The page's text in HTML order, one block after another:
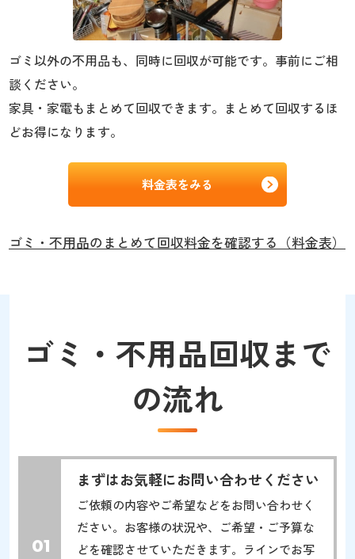
ゴミ以外の不用品も、同時に回収が可能です。事前にご相
談ください。
家具・家電もまとめて回収できます。まとめて回収するほ
どお得になります。
料金表をみる
ゴミ・不用品のまとめて回収料金を確認する（料金表）
ゴミ・不用品回収まで
の流れ
01
まずはお気軽にお問い合わせください
ご依頼の内容やご希望などをお問い合わせく
ださい。お客様の状況や、ご希望・ご予算な
どを確認させていただきます。ラインでお写